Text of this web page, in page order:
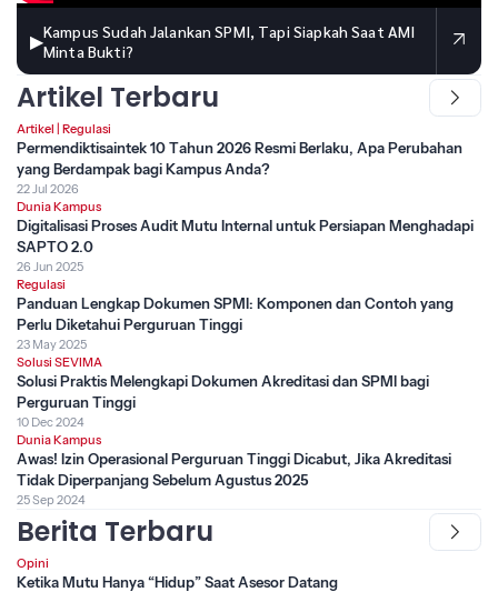
▶Kampus Sudah Jalankan SPMI, Tapi Siapkah Saat AMI
Minta Bukti?
Artikel Terbaru
Artikel Regulasi
Permendiktisaintek 10 Tahun 2026 Resmi Berlaku, Apa Perubahan
yang Berdampak bagi Kampus Anda?
22 Jul 2026
Dunia Kampus
Digitalisasi Proses Audit Mutu Internal untuk Persiapan Menghadapi
SAPTO 2.0
26 Jun 2025
Regulasi
Panduan Lengkap Dokumen SPMI: Komponen dan Contoh yang
Perlu Diketahui Perguruan Tinggi
23 May 2025
Solusi SEVIMA
Solusi Praktis Melengkapi Dokumen Akreditasi dan SPMI bagi
Perguruan Tinggi
10 Dec 2024
Dunia Kampus
Awas! Izin Operasional Perguruan Tinggi Dicabut, Jika Akreditasi
Tidak Diperpanjang Sebelum Agustus 2025
25 Sep 2024
Berita Terbaru
Opini
Ketika Mutu Hanya “Hidup” Saat Asesor Datang